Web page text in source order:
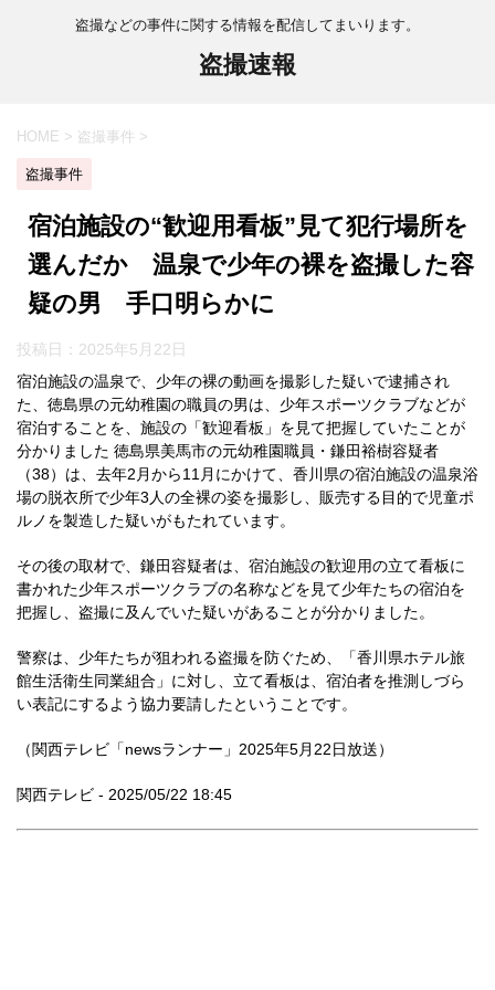
盗撮などの事件に関する情報を配信してまいります。
盗撮速報
HOME > 盗撮事件 >
盗撮事件
宿泊施設の“歓迎用看板”見て犯行場所を
選んだか 温泉で少年の裸を盗撮した容
疑の男 手口明らかに
投稿日： 2025年5月22日
宿泊施設の温泉で、少年の裸の動画を撮影した疑いで逮捕され
た、徳島県の元幼稚園の職員の男は、少年スポーツクラブなどが
宿泊することを、施設の「歓迎看板」を見て把握していたことが
分かりました 徳島県美馬市の元幼稚園職員・鎌田裕樹容疑者
（38）は、去年2月から11月にかけて、香川県の宿泊施設の温泉浴
場の脱衣所で少年3人の全裸の姿を撮影し、販売する目的で児童ポ
ルノを製造した疑いがもたれています。
その後の取材で、鎌田容疑者は、宿泊施設の歓迎用の立て看板に
書かれた少年スポーツクラブの名称などを見て少年たちの宿泊を
把握し、盗撮に及んでいた疑いがあることが分かりました。
警察は、少年たちが狙われる盗撮を防ぐため、「香川県ホテル旅
館生活衛生同業組合」に対し、立て看板は、宿泊者を推測しづら
い表記にするよう協力要請したということです。
（関西テレビ「newsランナー」2025年5月22日放送）
関西テレビ - 2025/05/22 18:45